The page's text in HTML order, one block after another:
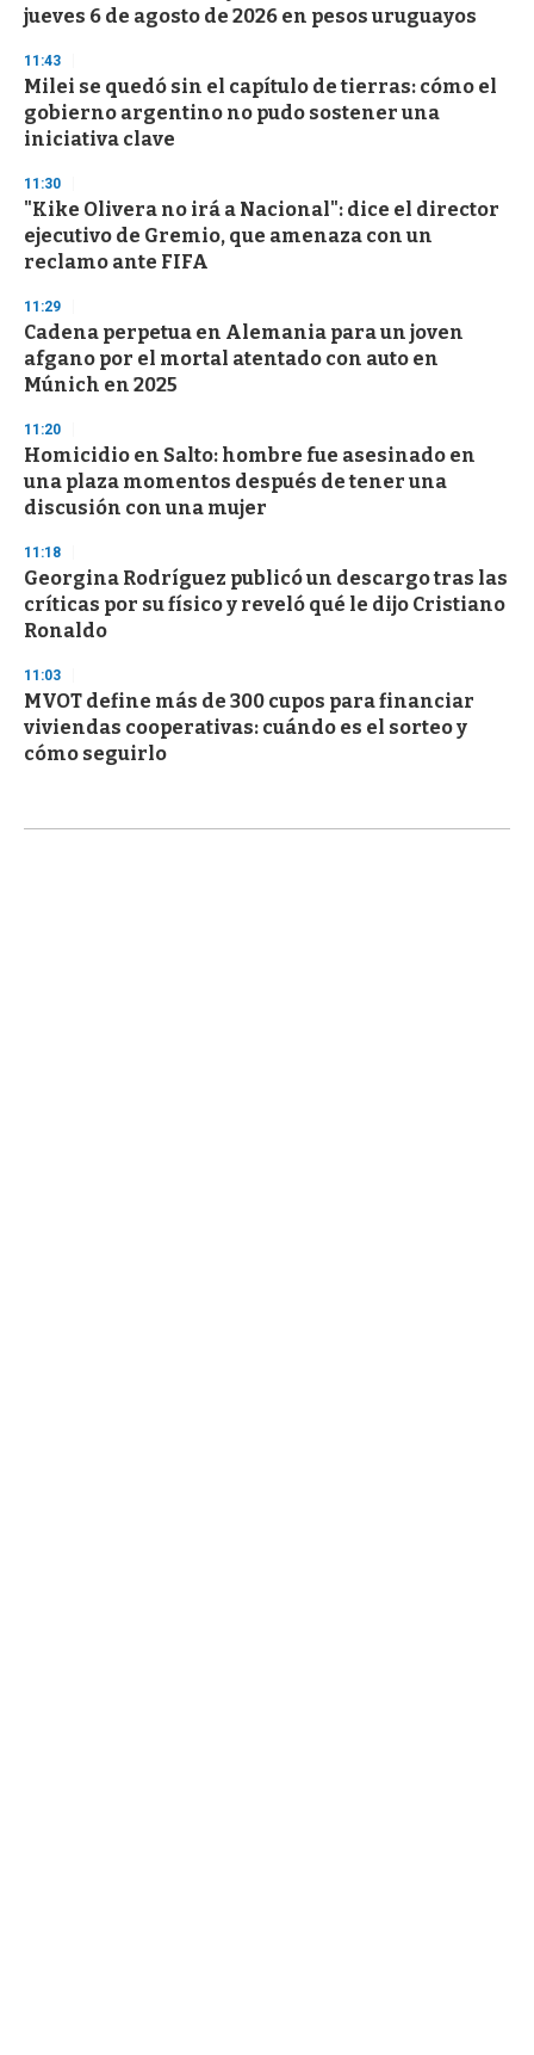
o
d
s
jueves 6 de agosto de 2026 en pesos uruguayos
11:43
Milei se quedó sin el capítulo de tierras: cómo el
gobierno argentino no pudo sostener una
iniciativa clave
11:30
"Kike Olivera no irá a Nacional": dice el director
ejecutivo de Gremio, que amenaza con un
reclamo ante FIFA
11:29
Cadena perpetua en Alemania para un joven
afgano por el mortal atentado con auto en
Múnich en 2025
11:20
Homicidio en Salto: hombre fue asesinado en
una plaza momentos después de tener una
discusión con una mujer
11:18
Georgina Rodríguez publicó un descargo tras las
críticas por su físico y reveló qué le dijo Cristiano
Ronaldo
11:03
MVOT define más de 300 cupos para financiar
viviendas cooperativas: cuándo es el sorteo y
cómo seguirlo